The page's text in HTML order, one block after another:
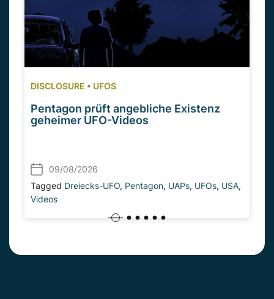
DISCLOSURE • UFOS
Pentagon prüft angebliche Existenz
geheimer UFO-Videos
09/08/2026
Tagged Dreiecks-UFO, Pentagon, UAPs, UFOs, USA,
Videos